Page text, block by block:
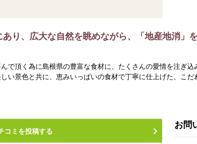
あり、広大な自然を眺めながら、「地産地消」
で頂く為に島根県の豊富な食材に、たくさんの愛情を注ぎ
い景色と共に、恵みいっぱいの食材で丁寧に仕上げた、こだ
コミを投稿する
お問